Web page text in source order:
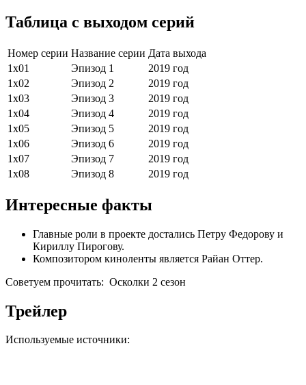
Таблица с выходом серий
Номер серии Название серии Дата выхода
1х01
Эпизод 1
2019 год
1х02
Эпизод 2
2019 год
1х03
Эпизод 3
2019 год
1х04
Эпизод 4
2019 год
1х05
Эпизод 5
2019 год
1х06
Эпизод 6
2019 год
1х07
Эпизод 7
2019 год
1х08
Эпизод 8 2019 год
Интересные факты
Главные роли в проекте достались Петру Федорову и
Кириллу Пирогову.
Композитором киноленты является Райан Оттер.
Советуем прочитать: Осколки 2 сезон
Трейлер
Используемые источники: